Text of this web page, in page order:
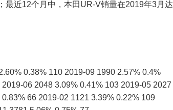
近12个月中，本田UR-V销量在2019年3月达
0.38% 110 2019-09 1990 2.57% 0.4%
06 2048 3.09% 0.41% 103 2019-05 2027
66 2019-02 1121 3.39% 0.22% 109